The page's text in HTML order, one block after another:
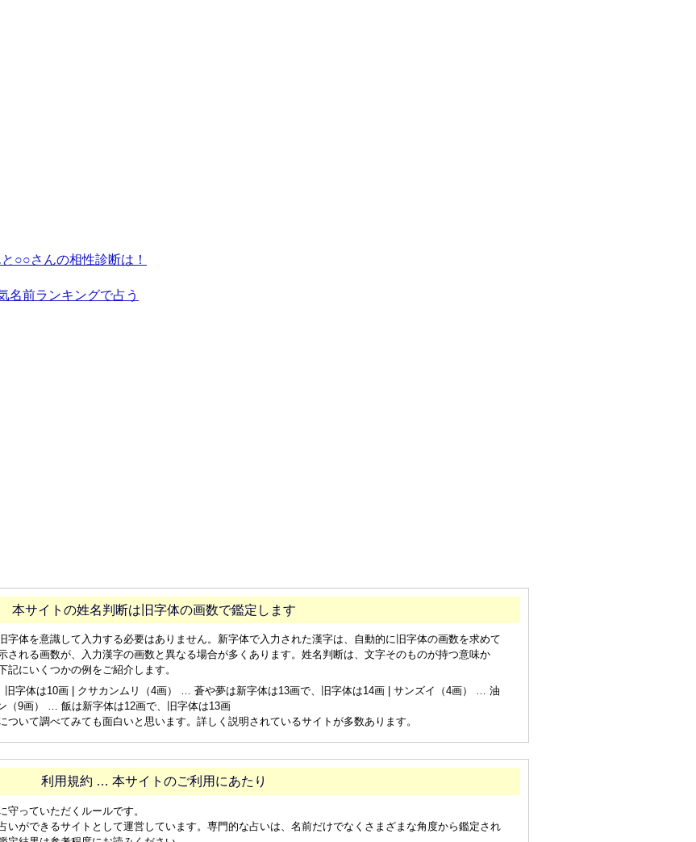
○○さんの相性診断は！
名前ランキングで占う
本サイトの姓名判断は旧字体の画数で鑑定します
字体を意識して入力する必要はありません。新字体で入力された漢字は、自動的に旧字体の画数を求めて
される画数が、入力漢字の画数と異なる場合が多くあります。姓名判断は、文字そのものが持つ意味か
にいくつかの例をご紹介します。
字体は10画 | クサカンムリ（4画） … 蒼や夢は新字体は13画で、旧字体は14画 | サンズイ（4画） … 油
（9画） … 飯は新字体は12画で、旧字体は13画
ついて調べてみても面白いと思います。詳しく説明されているサイトが多数あります。
利用規約 … 本サイトのご利用にあたり
っていただくルールです。
いができるサイトとして運営しています。専門的な占いは、名前だけでなくさまざまな角度から鑑定され